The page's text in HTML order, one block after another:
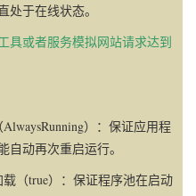
于在线状态。
具或者服务模拟网站请求达到
）：保证应用程
动再次重启运行。
true）：保证程序池在启动